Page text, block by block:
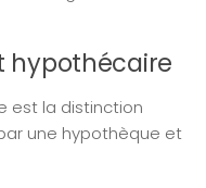
hypothécaire
est la distinction
une hypothèque et